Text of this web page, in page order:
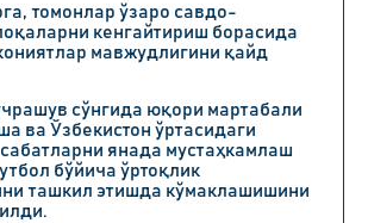
томонлар ўзаро савдо-
кенгайтириш борасида
мавжудлигини қайд
сўнгида юқори мартабали
ва Ўзбекистон ўртасидаги
янада мустаҳкамлаш
бўйича ўртоқлик
ташкил этишда кўмаклашишини